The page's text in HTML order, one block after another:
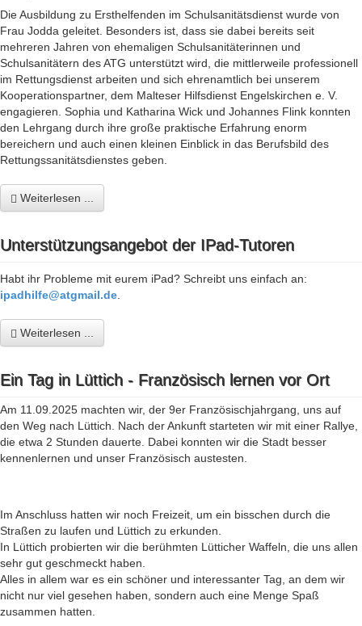
Die Ausbildung zu Ersthelfenden im Schulsanitätsdienst wurde von
Frau Jodda geleitet. Besonders ist, dass sie dabei bereits seit
mehreren Jahren von ehemaligen Schulsanitäterinnen und
Schulsanitätern des ATG unterstützt wird, die mittlerweile professionell
im Rettungsdienst arbeiten und sich ehrenamtlich bei unserem
Kooperationspartner, dem Malteser Hilfsdienst Engelskirchen e. V.
engagieren. Sophia und Katharina Wick und Johannes Flink konnten
den Lehrgang durch ihre große praktische Erfahrung enorm
bereichern und auch einen kleinen Einblick in das Berufsbild des
Rettungssanitätsdienstes geben.
Weiterlesen ...
Unterstützungsangebot der IPad-Tutoren
Habt ihr Probleme mit eurem iPad? Schreibt uns einfach an:
ipadhilfe@atgmail.de
Weiterlesen ...
Ein Tag in Lüttich - Französisch lernen vor Ort
Am 11.09.2025 machten wir, der 9er Französischjahrgang, uns auf
den Weg nach Lüttich. Nach der Ankunft starteten wir mit einer Rallye,
die etwa 2 Stunden dauerte. Dabei konnten wir die Stadt besser
kennenlernen und unser Französisch austesten.
Im Anschluss hatten wir noch Freizeit, um ein bisschen durch die
Straßen zu laufen und Lüttich zu erkunden.
In Lüttich probierten wir die berühmten Lütticher Waffeln, die uns allen
sehr gut geschmeckt haben.
Alles in allem war es ein schöner und interessanter Tag, an dem wir
nicht nur viel gesehen haben, sondern auch eine Menge Spaß
zusammen hatten.